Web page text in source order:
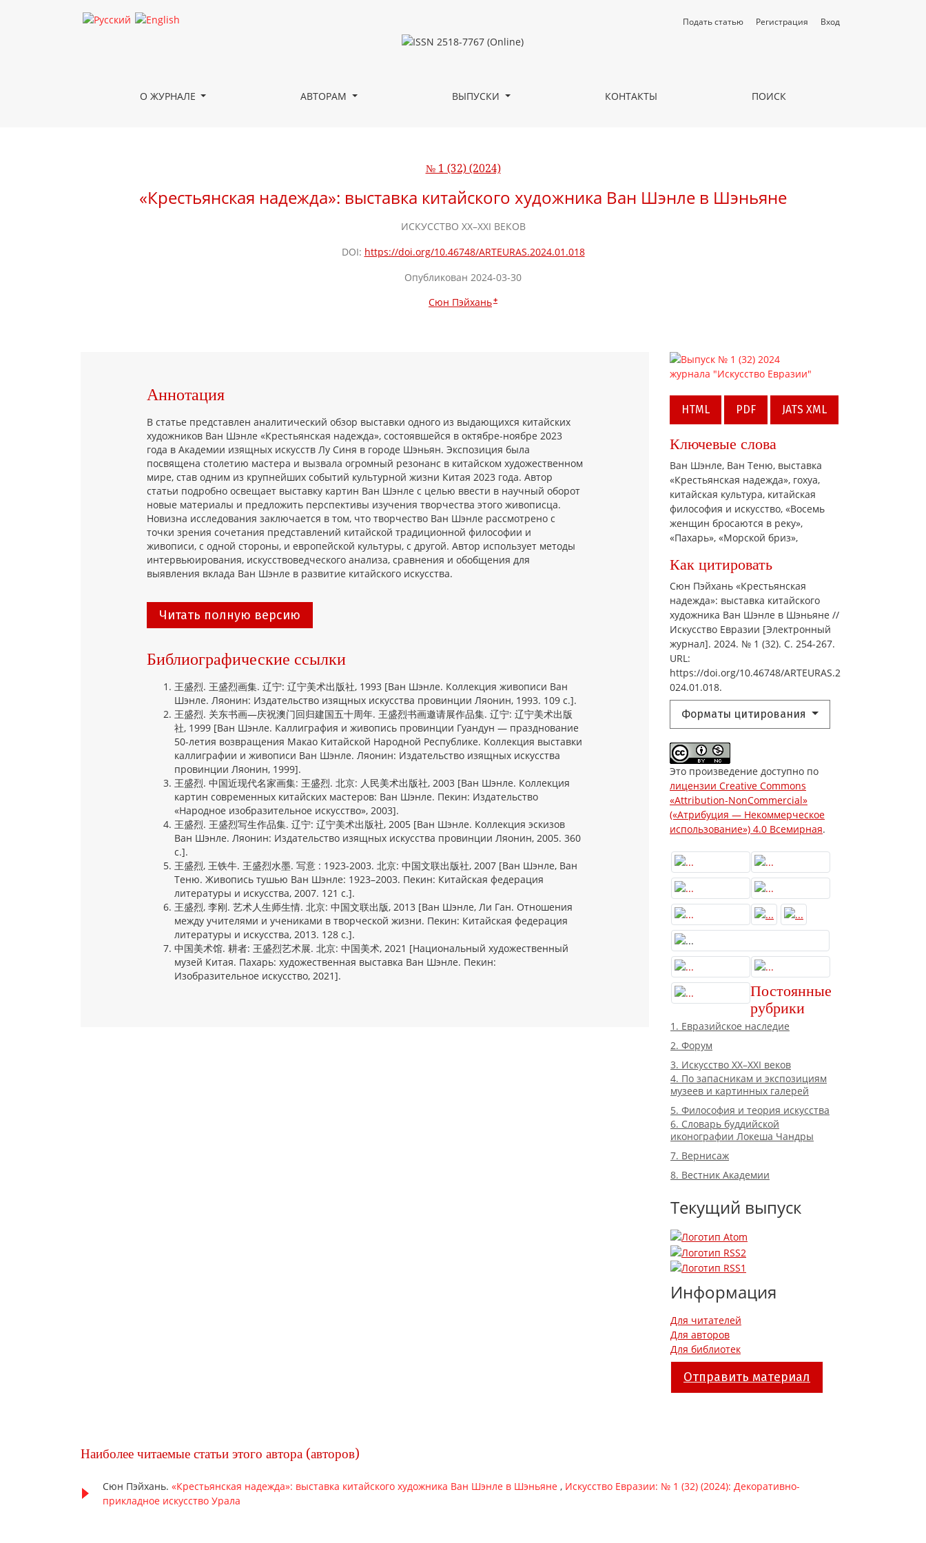
«Крестьянская надежда»: выставка китайского художника Ван Шэнлe в Шэньяне
О ЖУРНАЛЕ АВТОРАМ ВЫПУСКИ КОНТАКТЫ ПОИСК
Подать статью Регистрация Вход
№ 1 (32) (2024)
«Крестьянская надежда»: выставка китайского художника Ван Шэнлe в Шэньяне
ИСКУССТВО XX–XXI ВЕКОВ
DOI: https://doi.org/10.46748/ARTEURAS.2024.01.018
Опубликован 2024-03-30
Сюн Пэйхань+
HTML PDF JATS XML
Ключевые слова
Ван Шэнлe, Ван Теню, выставка
«Крестьянская надежда», гохуа,
китайская культура, китайская
философия и искусство, «Восемь
женщин бросаются в реку»,
«Пахарь», «Морской бриз»,
Как цитировать
Сюн Пэйхань «Крестьянская
надежда»: выставка китайского
художника Ван Шэнлe в Шэньяне //
Искусство Евразии [Электронный
журнал]. 2024. № 1 (32). С. 254-267.
URL:
https://doi.org/10.46748/ARTEURAS.2
024.01.018.
Форматы цитирования
Это произведение доступно по
лицензии Creative Commons
«Attribution-NonCommercial»
(«Атрибуция — Некоммерческое
использование») 4.0 Всемирная.
Постоянные
рубрики
1. Евразийское наследие
2. Форум
3. Искусство XX–XXI веков
4. По запасникам и экспозициям
музеев и картинных галерей
5. Философия и теория искусства
6. Словарь буддийской
иконографии Локеша Чандры
7. Вернисаж
8. Вестник Академии
Текущий выпуск
Информация
Для читателей
Для авторов
Для библиотек
Отправить материал
Аннотация
В статье представлен аналитический обзор выставки одного из выдающихся китайских
художников Ван Шэнлe «Крестьянская надежда», состоявшейся в октябре-ноябре 2023
года в Академии изящных искусств Лу Синя в городе Шэньян. Экспозиция была
посвящена столетию мастера и вызвала огромный резонанс в китайском художественном
мире, став одним из крупнейших событий культурной жизни Китая 2023 года. Автор
статьи подробно освещает выставку картин Ван Шэнлe с целью ввести в научный оборот
новые материалы и предложить перспективы изучения творчества этого живописца.
Новизна исследования заключается в том, что творчество Ван Шэнлe рассмотрено с
точки зрения сочетания представлений китайской традиционной философии и
живописи, с одной стороны, и европейской культуры, с другой. Автор использует методы
интервьюирования, искусствоведческого анализа, сравнения и обобщения для
выявления вклада Ван Шэнлe в развитие китайского искусства.
Читать полную версию
Библиографические ссылки
王盛烈. 王盛烈画集. 辽宁: 辽宁美术出版社, 1993 [Ван Шэнле. Коллекция живописи Ван
Шэнле. Ляонин: Издательство изящных искусства провинции Ляонин, 1993. 109 с.].
王盛烈. 关东书画—庆祝澳门回归建国五十周年. 王盛烈书画邀请展作品集. 辽宁: 辽宁美术出版
社, 1999 [Ван Шэнле. Каллиграфия и живопись провинции Гуандун — празднование
50-летия возвращения Макао Китайской Народной Республике. Коллекция выставки
каллиграфии и живописи Ван Шэнле. Ляонин: Издательство изящных искусства
провинции Ляонин, 1999].
王盛烈. 中国近现代名家画集: 王盛烈. 北京: 人民美术出版社, 2003 [Ван Шэнле. Коллекция
картин современных китайских мастеров: Ван Шэнле. Пекин: Издательство
«Народное изобразительное искусство», 2003].
王盛烈. 王盛烈写生作品集. 辽宁: 辽宁美术出版社, 2005 [Ван Шэнле. Коллекция эскизов
Ван Шэнле. Ляонин: Издательство изящных искусства провинции Ляонин, 2005. 360
с.].
王盛烈, 王铁牛. 王盛烈水墨. 写意 : 1923-2003. 北京: 中国文联出版社, 2007 [Ван Шэнле, Ван
Теню. Живопись тушью Ван Шэнле: 1923–2003. Пекин: Китайская федерация
литературы и искусства, 2007. 121 с.].
王盛烈, 李刚. 艺术人生师生情. 北京: 中国文联出版, 2013 [Ван Шэнле, Ли Ган. Отношения
между учителями и учениками в творческой жизни. Пекин: Китайская федерация
литературы и искусства, 2013. 128 с.].
中国美术馆. 耕者: 王盛烈艺术展. 北京: 中国美术, 2021 [Национальный художественный
музей Китая. Пахарь: художественная выставка Ван Шэнле. Пекин:
Изобразительное искусство, 2021].
Наиболее читаемые статьи этого автора (авторов)
Сюн Пэйхань. «Крестьянская надежда»: выставка китайского художника Ван Шэнлe в Шэньяне , Искусство Евразии: № 1 (32) (2024): Декоративно-
прикладное искусство Урала